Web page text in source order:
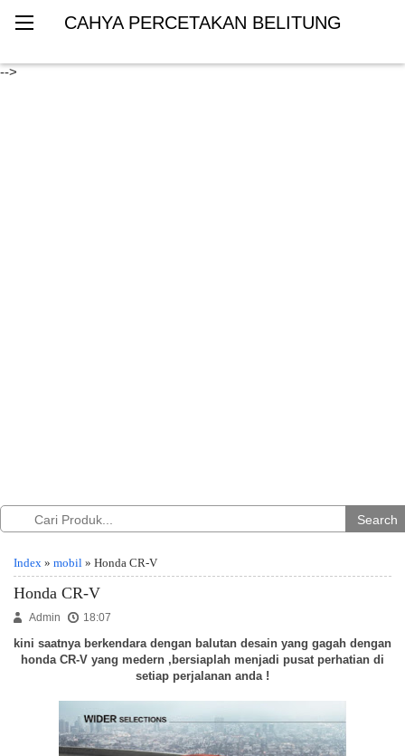
-->
CAHYA PERCETAKAN BELITUNG
Search
Index » mobil » Honda CR-V
Honda CR-V
Admin 18:07
kini saatnya berkendara dengan balutan desain yang gagah dengan
honda CR-V yang medern ,bersiaplah menjadi pusat perhatian di
setiap perjalanan anda !